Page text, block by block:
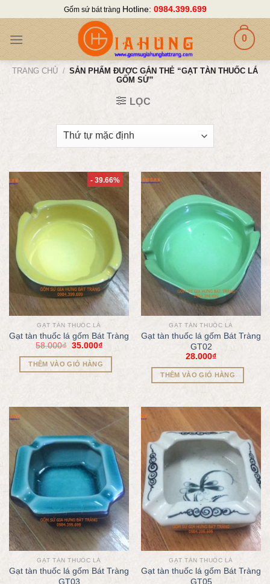
content
Gốm sứ bát tràng Hotline: 0984.399.699
0
TRANG CHỦ / SẢN PHẨM ĐƯỢC GẮN THẺ “GẠT TÀN THUỐC LÁ
GỐM SỨ”
LỌC
- 39.66%
GẠT TÀN THUỐC LÁ
Gạt tàn thuốc lá gốm Bát Tràng
58.000₫ 35.000₫
THÊM VÀO GIỎ HÀNG
GẠT TÀN THUỐC LÁ
Gạt tàn thuốc lá gốm Bát Tràng
GT02
28.000₫
THÊM VÀO GIỎ HÀNG
GẠT TÀN THUỐC LÁ
Gạt tàn thuốc lá gốm Bát Tràng
GT03
GẠT TÀN THUỐC LÁ
Gạt tàn thuốc lá gốm Bát Tràng
GT05